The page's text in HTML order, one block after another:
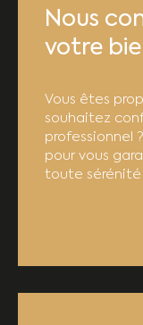
Nous
votre
Vous êtes
souhaitez
professionnel
pour vous
toute sérénité